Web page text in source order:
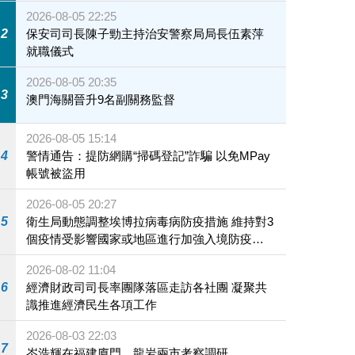
2
2026-08-05 22:25
保安司司長陳子勁主持治安警察局局長伍素萍
就職儀式
3
2026-08-05 20:35
澳門海關晉升9名副關務監督
4
2026-08-05 15:14
警情通告：提防網購“掃碼登記”詐騙 以免MPay
帳號被盜用
5
2026-08-05 20:27
衛生局動態調整埃博拉病毒病防疫措施 維持對3
個疫情受影響國家或地區進行加強入境防疫措
施
6
2026-08-02 11:04
經濟財政司司長率團隊落區走訪各社團 凝聚共
識推進經濟民生各項工作
7
2026-08-03 22:03